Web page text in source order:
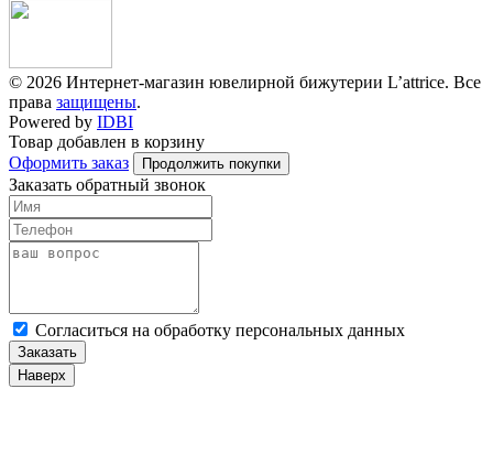
© 2026 Интернет-магазин ювелирной бижутерии L’attrice. Все
права защищены.
Powered by IDBI
Товар добавлен в корзину
Оформить заказ
Продолжить покупки
Заказать обратный звонок
Cогласиться на обработку персональных данных
Заказать
Наверх